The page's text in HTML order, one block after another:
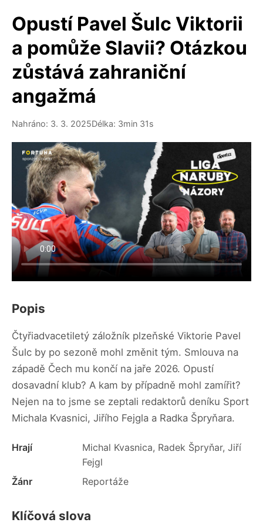
Opustí Pavel Šulc Viktorii
a pomůže Slavii? Otázkou
zůstává zahraniční
angažmá
Nahráno: 3. 3. 2025Délka: 3min 31s
Popis
Čtyřiadvacetiletý záložník plzeňské Viktorie Pavel
Šulc by po sezoně mohl změnit tým. Smlouva na
západě Čech mu končí na jaře 2026. Opustí
dosavadní klub? A kam by případně mohl zamířit?
Nejen na to jsme se zeptali redaktorů deníku Sport
Michala Kvasnici, Jiřího Fejgla a Radka Špryňara.
Hrají
Michal Kvasnica, Radek Špryňar, Jiří
Fejgl
Žánr
Reportáže
Klíčová slova